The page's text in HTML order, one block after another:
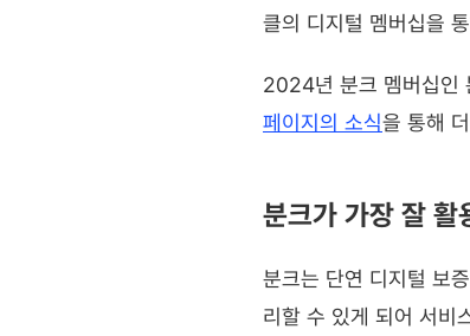
클의 디지털 멤버십을
2024년 분크 멤버십인
페이지의 소식을 통해
분크가 가장 잘 활
분크는 단연 디지털 보
리할 수 있게 되어 서비